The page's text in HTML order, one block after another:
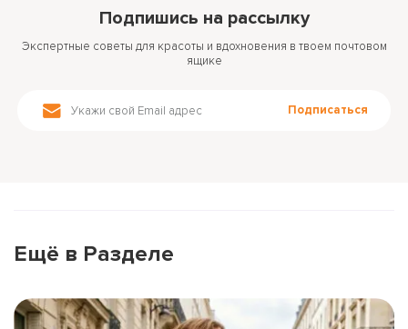
Подпишись на рассылку
Подписаться
Экспертные советы для красоты и вдохновения в твоем почтовом
ящике
Ещё в Разделе